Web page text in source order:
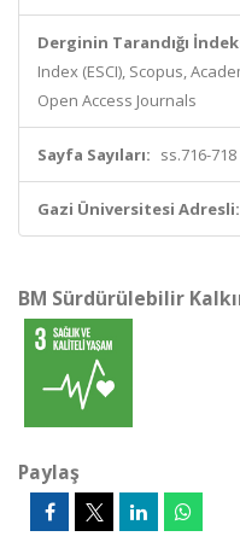
Derginin Tarandığı
Index (ESCI), Scopus,
Open Access Journals
Sayfa Sayıları: ss.716-718
Gazi Üniversitesi Adresli:
BM Sürdürülebilir
Paylaş